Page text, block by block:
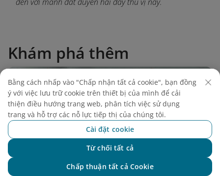
Khám phá thêm
Bằng cách nhấp vào "Chấp nhận tất cả cookie", bạn đồng
ý với việc lưu trữ cookie trên thiết bị của mình để cải
thiện điều hướng trang web, phân tích việc sử dụng
trang và hỗ trợ các nỗ lực tiếp thị của chúng tôi.
Cài đặt cookie
Từ chối tất cả
Chấp thuận tất cả Cookie